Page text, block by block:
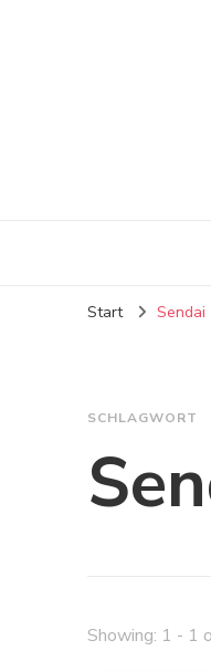
Start Sendai
SCHLAGWORT
Showing: 1 - 1